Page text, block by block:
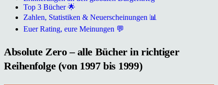
Top 3 Bücher 🌟
Zahlen, Statistiken & Neuerscheinungen 📊
Euer Rating, eure Meinungen 💬
Absolute Zero – alle Bücher in richtiger
Reihenfolge (von 1997 bis 1999)